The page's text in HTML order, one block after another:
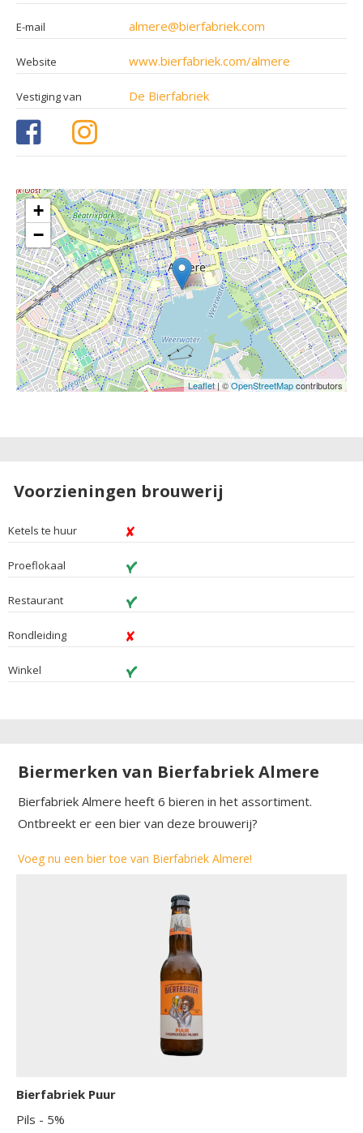
E-mail almere@bierfabriek.com
Website www.bierfabriek.com/almere
Vestiging van De Bierfabriek
+
−
Leaflet | ©OpenStreetMapcontributors
Voorzieningen brouwerij
Ketels te huur
Proeflokaal
Restaurant
Rondleiding
Winkel
Biermerken van Bierfabriek Almere
Bierfabriek Almere heeft 6 bieren in het assortiment.
Ontbreekt er een bier van deze brouwerij?
Voeg nu een bier toe van Bierfabriek Almere!
Bierfabriek Puur
Pils - 5%